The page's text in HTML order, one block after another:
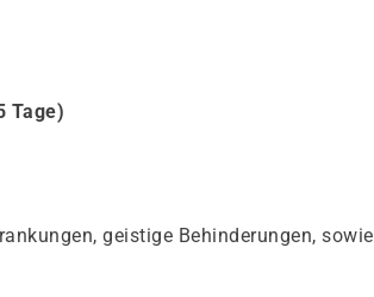
Tage)
geistige Behinderungen, sowie